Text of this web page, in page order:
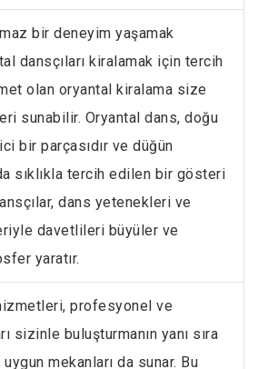
bir deneyim yaşamak
dansçıları kiralamak için tercih
olan oryantal kiralama size
sunabilir. Oryantal dans, doğu
bir parçasıdır ve düğün
sıklıkla tercih edilen bir gösteri
dans yetenekleri ve
davetlileri büyüler ve
yaratır.
profesyonel ve
sizinle buluşturmanın yanı sıra
mekanları da sunar. Bu